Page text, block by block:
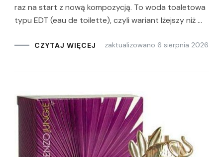
raz na start z nową kompozycją. To woda toaletowa
typu EDT (eau de toilette), czyli wariant lżejszy niż …
CZYTAJ WIĘCEJ zaktualizowano 6 sierpnia 2026